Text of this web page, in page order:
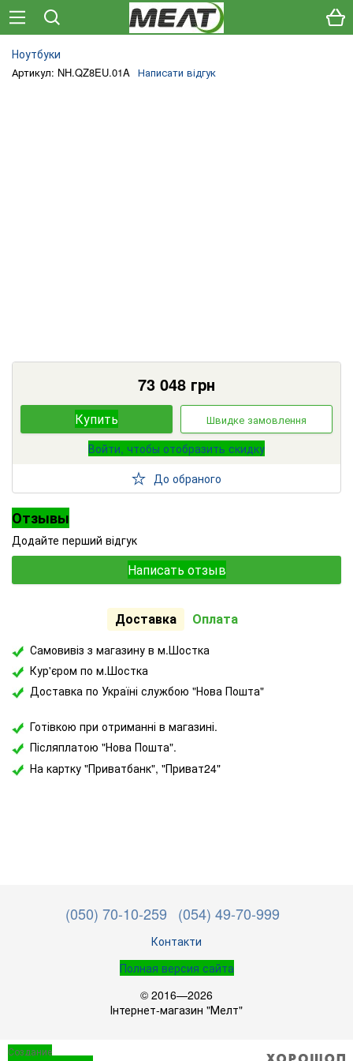
Ноутбуки
Артикул: NH.QZ8EU.01A Написати відгук
73 048 грн
Купить Швидке замовлення
Войти, чтобы отобразить скидку
До обраного
Отзывы
Додайте перший відгук
Написать отзыв
Доставка Оплата
Самовивіз з магазину в м.Шостка
Кур'єром по м.Шостка
Доставка по Україні службою "Нова Пошта"
Готівкою при отриманні в магазині.
Післяплатою "Нова Пошта".
На картку "Приватбанк", "Приват24"
(050) 70-10-259 (054) 49-70-999
Контакти
Полная версия сайта
© 2016—2026
Інтернет-магазин "Мелт"
Создание